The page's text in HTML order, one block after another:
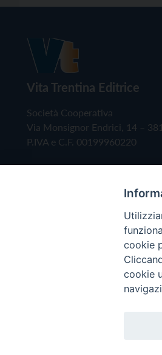
Vita Trentina Editrice
Società Cooperativa
Via Monsignor Endrici, 14 –
P.IVA e C.F. 00199960220
Copyright © 2019 - Tutti
cookie
cookie